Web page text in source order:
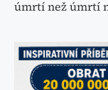
úmrtí než úmrtí